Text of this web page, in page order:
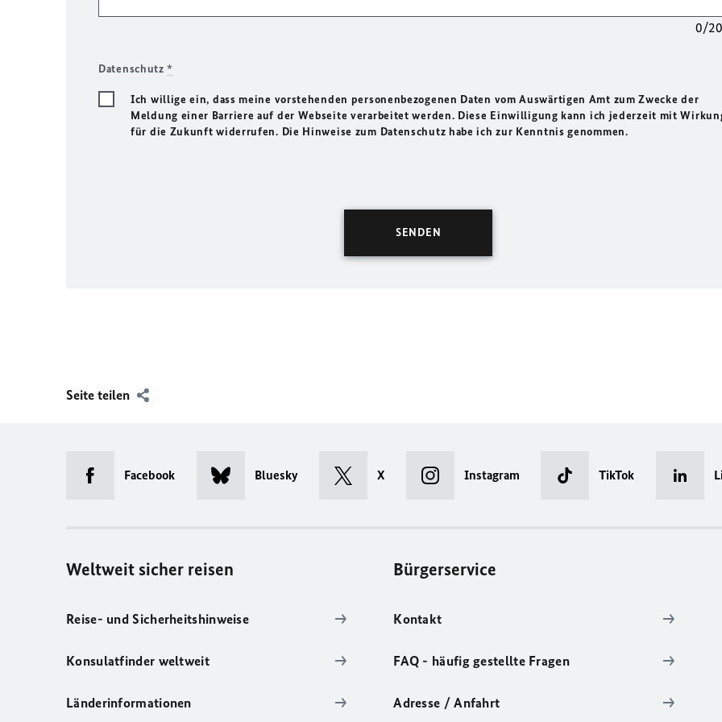
0/
Datenschutz*
Ich willige ein, dass meine vorstehenden personenbezogenen Daten vom Auswärtigen Amt zum Zwecke der
Meldung einer Barriere auf der Webseite verarbeitet werden. Diese Einwilligung kann ich jederzeit mit
für die Zukunft widerrufen. Die Hinweise zum Datenschutz habe ich zur Kenntnis genommen.
Seite teilen
Facebook Bluesky X Instagram TikTok
Weltweit sicher reisen
Reise- und Sicherheitshinweise
Konsulatfinder weltweit
Länderinformationen
Bürgerservice
Kontakt
FAQ - häufig gestellte Fragen
Adresse / Anfahrt